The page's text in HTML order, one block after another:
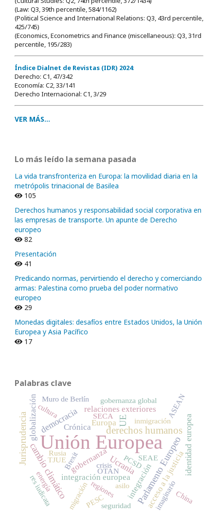
(Law: Q3, 39th percentile, 584/1162)
(Political Science and International Relations: Q3, 43rd percentile,
425/745)
(Economics, Econometrics and Finance (miscellaneous): Q3, 31rd
percentile, 195/283)
Índice Dialnet de Revistas (IDR) 2024:
Derecho: C1, 47/342
Economía: C2, 33/141
Derecho Internacional: C1, 3/29
VER MÁS...
Lo más leído la semana pasada
La vida transfronteriza en Europa: la movilidad diaria en la
metrópolis trinacional de Basilea
105
Derechos humanos y responsabilidad social corporativa en
las empresas de transporte. Un apunte de Derecho
europeo
82
Presentación
41
Predicando normas, pervirtiendo el derecho y comerciando
armas: Palestina como prueba del poder normativo
europeo
29
Monedas digitales: desafíos entre Estados Unidos, la Unión
Europea y Asia Pacífico
17
Palabras clave
Unión Europea
derechos humanos
Parlamento Europeo
UE
cambio climático
Jurisprudencia democracia identidad europea
Ucrania
Europa
Crónica
integración
gobernanza acceso a la justicia
globalización
integración europea
relaciones exteriores
migración
crisis PCSD
regiones
RusiaBrexit
gobernanza global
cultura
PESC imaginario
seguridad
energía
inmigración
Muro de Berlín
res iudicata China
TJUE
OTAN
SEAE
SECA
asilo
ASEAN